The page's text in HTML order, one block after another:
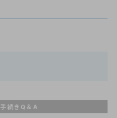
手続きQ＆A